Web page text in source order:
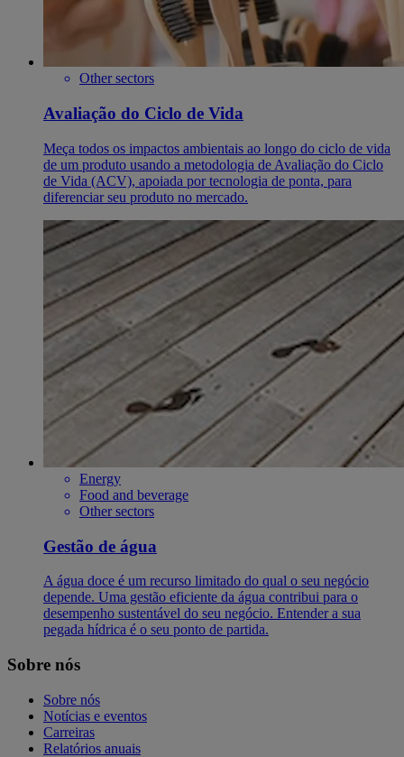
Other sectors
Avaliação do Ciclo de Vida
Meça todos os impactos ambientais ao longo do ciclo de vida
de um produto usando a metodologia de Avaliação do Ciclo
de Vida (ACV), apoiada por tecnologia de ponta, para
diferenciar seu produto no mercado.
Energy
Food and beverage
Other sectors
Gestão de água
A água doce é um recurso limitado do qual o seu negócio
depende. Uma gestão eficiente da água contribui para o
desempenho sustentável do seu negócio. Entender a sua
pegada hídrica é o seu ponto de partida.
Sobre nós
Sobre nós
Notícias e eventos
Carreiras
Relatórios anuais